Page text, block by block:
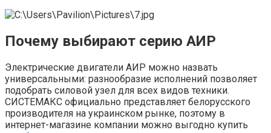
Почему выбирают серию АИР
Электрические двигатели АИР можно назвать
универсальными: разнообразие исполнений позволяет
подобрать силовой узел для всех видов техники.
СИСТЕМАКС официально представляет белорусского
производителя на украинском рынке, поэтому в
интернет-магазине компании можно выгодно купить